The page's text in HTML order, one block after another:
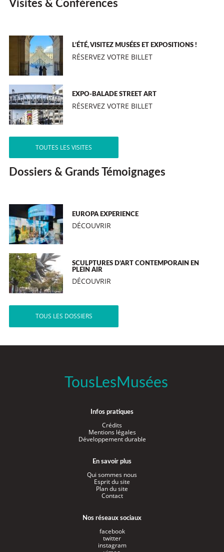
Visites & Conférences
L’ÉTÉ, VISITEZ MUSÉES ET EXPOSITIONS !
RÉSERVEZ VOTRE BILLET
EXPO-BALADE STREET ART
RÉSERVEZ VOTRE BILLET
TOUTES LES VISITES
Dossiers & Grands Témoignages
EUROPA EXPERIENCE
DÉCOUVRIR
SCULPTURES D’ART CONTEMPORAIN EN
PLEIN AIR
DÉCOUVRIR
TOUS LES DOSSIERS
TousLesMusées
Infos pratiques
Crédits
Mentions légales
Développement durable
En savoir plus
Qui sommes nous
Esprit du site
Plan du site
Contact
Nos réseaux sociaux
facebook
twitter
instagram